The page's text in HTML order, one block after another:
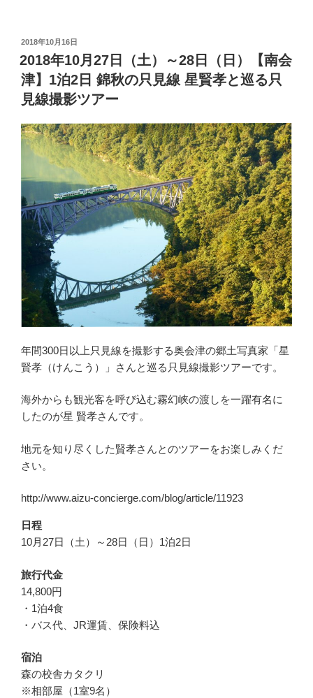
投
稿
日:
2018年10月16日
2018年10月27日（土）～28日（日）【南会
津】1泊2日 錦秋の只見線 星賢孝と巡る只
見線撮影ツアー
年間300日以上只見線を撮影する奥会津の郷土写真家「星
賢孝（けんこう）」さんと巡る只見線撮影ツアーです。
海外からも観光客を呼び込む霧幻峡の渡しを一躍有名に
したのが星 賢孝さんです。
地元を知り尽くした賢孝さんとのツアーをお楽しみくだ
さい。
http://www.aizu-concierge.com/blog/article/11923
日程
10月27日（土）～28日（日）1泊2日
旅行代金
14,800円
・1泊4食
・バス代、JR運賃、保険料込
宿泊
森の校舎カタクリ
※相部屋（1室9名）